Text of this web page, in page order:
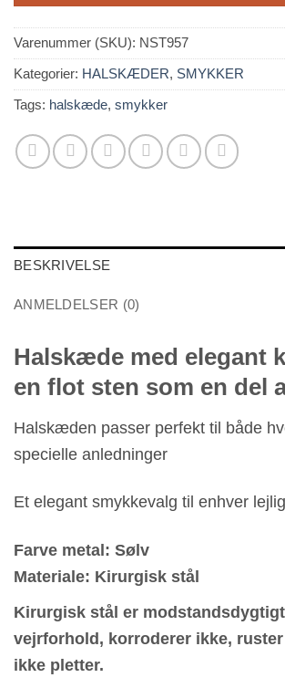
Varenummer (SKU): NST957
Kategorier: HALSKÆDER, SMYKKER
Tags: halskæde, smykker
BESKRIVELSE
ANMELDELSER (0)
Halskæde med elegant
en flot sten som en del
Halskæden passer perfekt til både
specielle anledninger
Et elegant smykkevalg til enhver
Farve metal: Sølv
Materiale: Kirurgisk stål
Kirurgisk stål er
vejrforhold, korroderer ikke,
ikke pletter.